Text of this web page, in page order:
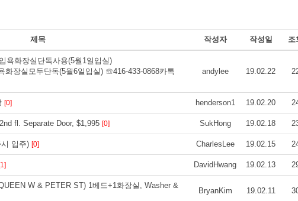
제목 작성자 작성일 조
욕화장실단독사용(5월1일입실)
화장실모두단독(5월6일입실) ☏416-433-0868카톡
andylee 19.02.22
[0] henderson1 19.02.20
fl. Separate Door, $1,995 [0] SukHong 19.02.18
입주) [0] CharlesLee 19.02.15
DavidHwang 19.02.13
W & PETER ST) 1베드+1화장실, Washer &
BryanKim 19.02.11